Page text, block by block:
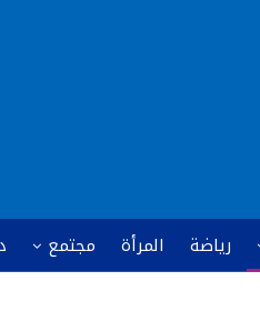
رياضة المرأة مجتمع